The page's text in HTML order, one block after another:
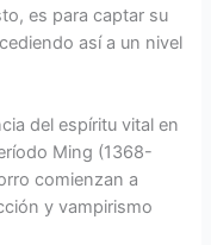
es para captar su
así a un nivel
del espíritu vital en
Ming (1368-
comienzan a
y vampirismo